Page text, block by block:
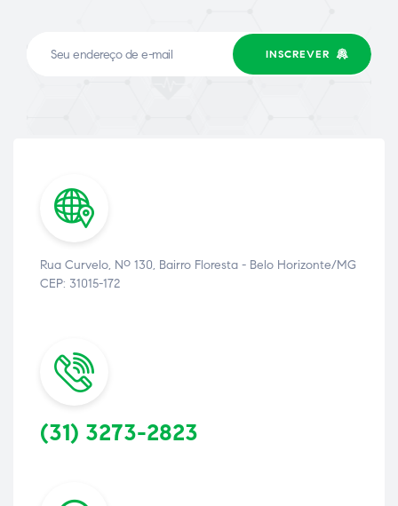
INSCREVER
Rua Curvelo, Nº 130, Bairro Floresta - Belo Horizonte/MG
CEP: 31015-172
(31) 3273-2823